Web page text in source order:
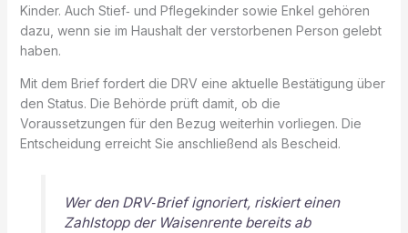
Kinder. Auch Stief‑ und Pflegekinder sowie Enkel gehören
dazu, wenn sie im Haushalt der verstorbenen Person gelebt
haben.
Mit dem Brief fordert die DRV eine aktuelle Bestätigung über
den Status. Die Behörde prüft damit, ob die
Voraussetzungen für den Bezug weiterhin vorliegen. Die
Entscheidung erreicht Sie anschließend als Bescheid.
Wer den DRV‑Brief ignoriert, riskiert einen
Zahlstopp der Waisenrente bereits ab